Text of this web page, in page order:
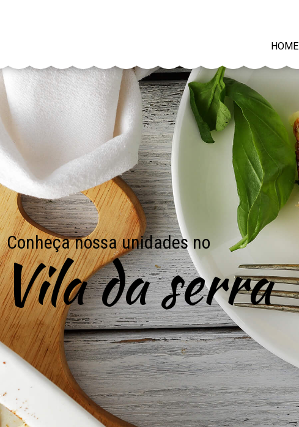
HOME
Conheça nossa unidades no
Vila da serra